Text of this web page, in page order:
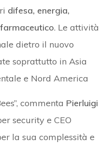
difesa, energia,
. Le attività
dietro il nuovo
soprattutto in Asia
e Nord America
commenta Pierluigi
security e CEO
la sua complessità e